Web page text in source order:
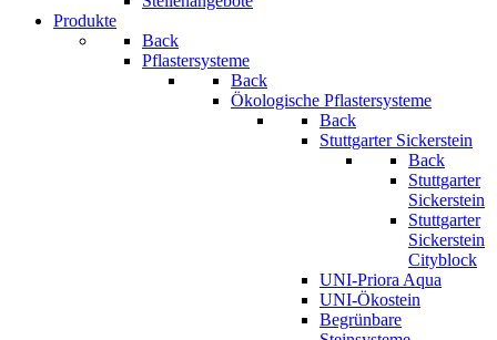
Produkte
Back
Pflastersysteme
Back
Ökologische Pflastersysteme
Back
Stuttgarter Sickerstein
Back
Stuttgarter
Sickerstein
Stuttgarter
Sickerstein
Cityblock
UNI-Priora Aqua
UNI-Ökostein
Begrünbare